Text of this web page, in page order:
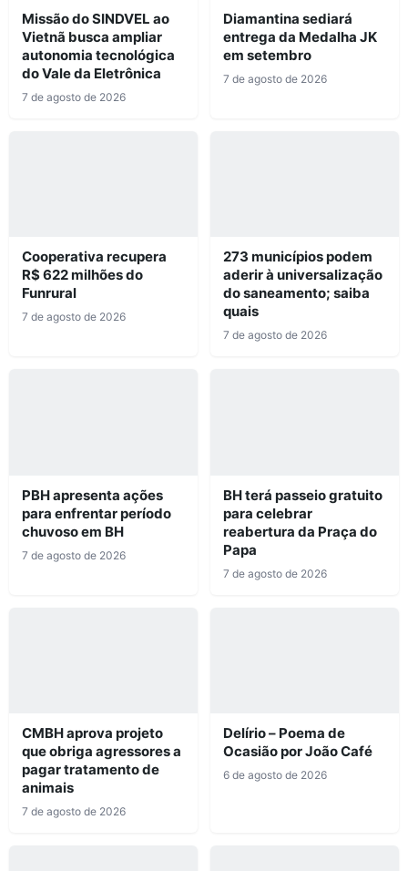
Missão do SINDVEL ao
Vietnã busca ampliar
autonomia tecnológica
do Vale da Eletrônica
7 de agosto de 2026
Diamantina sediará
entrega da Medalha JK
em setembro
7 de agosto de 2026
Cooperativa recupera
R$ 622 milhões do
Funrural
7 de agosto de 2026
273 municípios podem
aderir à universalização
do saneamento; saiba
quais
7 de agosto de 2026
PBH apresenta ações
para enfrentar período
chuvoso em BH
7 de agosto de 2026
BH terá passeio gratuito
para celebrar
reabertura da Praça do
Papa
7 de agosto de 2026
CMBH aprova projeto
que obriga agressores a
pagar tratamento de
animais
7 de agosto de 2026
Delírio – Poema de
Ocasião por João Café
6 de agosto de 2026